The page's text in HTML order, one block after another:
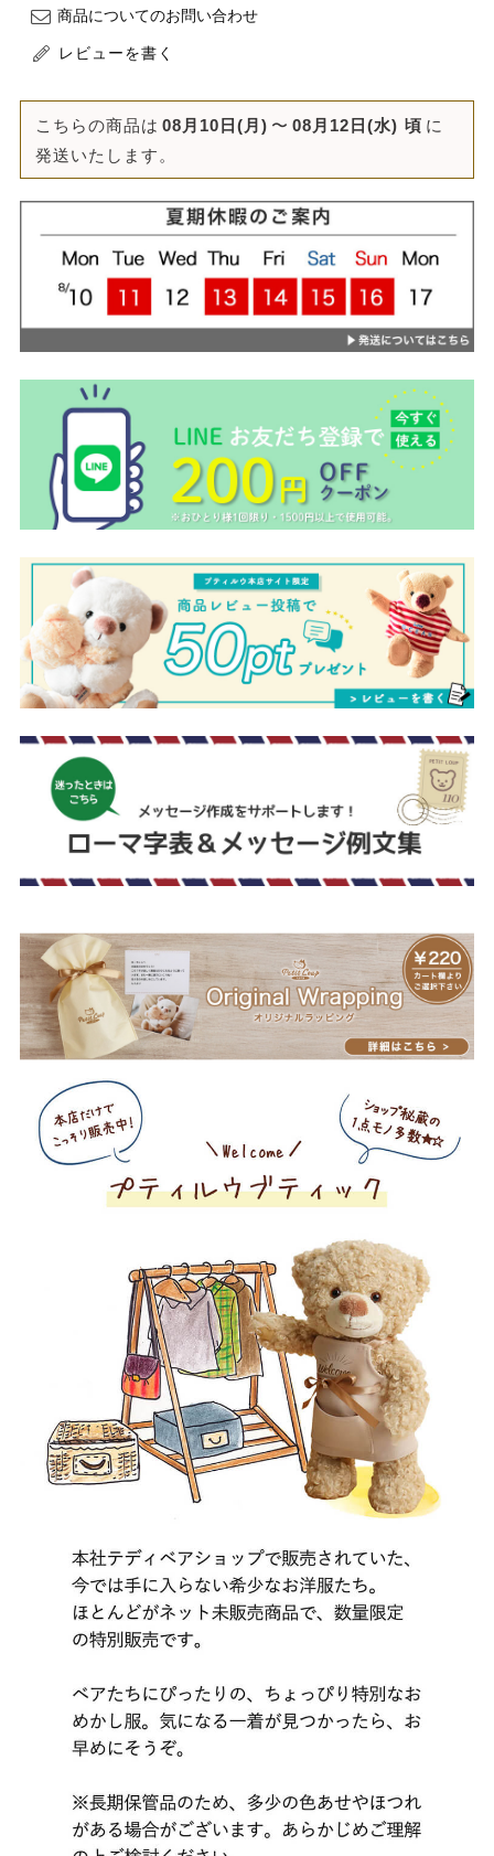
商品についてのお問い合わせ
レビューを書く
こちらの商品は 08月10日(月) 〜 08月12日(水) 頃 に
発送いたします。